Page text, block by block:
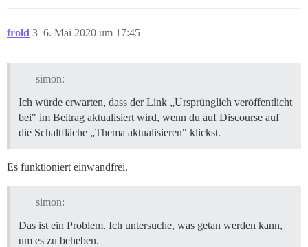
frold 6. Mai 2020 um 17:45
3
simon:
Ich würde erwarten, dass der Link „Ursprünglich veröffentlicht
bei" im Beitrag aktualisiert wird, wenn du auf Discourse auf
die Schaltfläche „Thema aktualisieren" klickst.
Es funktioniert einwandfrei.
simon:
Das ist ein Problem. Ich untersuche, was getan werden kann,
um es zu beheben.